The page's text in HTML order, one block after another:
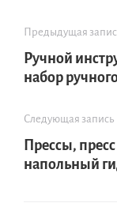
Предыдущая
Ручной
набор
Следующая запись
Прессы,
напольный